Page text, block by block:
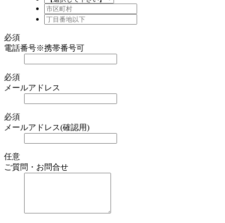
必須
電話番号※携帯番号可
必須
メールアドレス
必須
メールアドレス(確認用)
任意
ご質問・お問合せ